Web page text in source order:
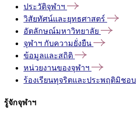
ประวัติจุฬาฯ
วิสัยทัศน์และยุทธศาสตร์
อัตลักษณ์มหาวิทยาลัย
จุฬาฯ กับความยั่งยืน
ข้อมูลและสถิติ
หน่วยงานของจุฬาฯ
ร้องเรียนทุจริตและประพฤติมิชอบ
รู้จักจุฬาฯ